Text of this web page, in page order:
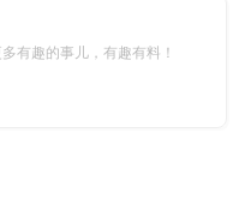
有趣的事儿，有趣有料！